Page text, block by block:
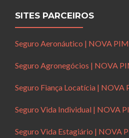
SITES PARCEIROS
Seguro Aeronáutico | NOVA
Seguro Agronegócios | NOVA
Seguro Fiança Locatícia | NOVA
Seguro Vida Individual | NOVA
Seguro Vida Estagiário | NOVA